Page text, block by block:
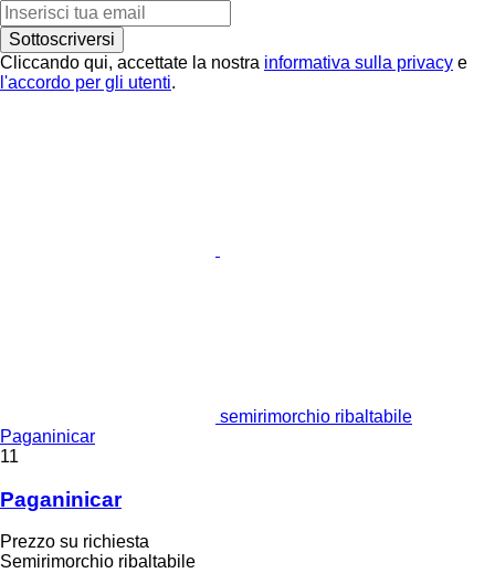
Sottoscriversi
Cliccando qui, accettate la nostra informativa sulla privacy e
l'accordo per gli utenti.
semirimorchio ribaltabile
Paganinicar
11
Paganinicar
Prezzo su richiesta
Semirimorchio ribaltabile